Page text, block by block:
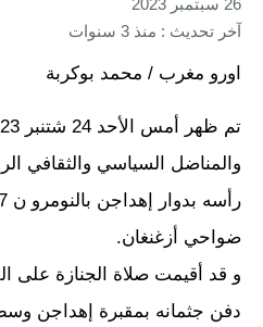
26 سبتمبر 2023
آخر تحديث : منذ 3 سنوات
اورو مغرب / محمد بوكربة
والمناضل السياسي والثقافي
ضواحي أزغنغان.
و قد أقيمت صلاة الجنازة على
دفن جثمانه بمقبرة إهداجن